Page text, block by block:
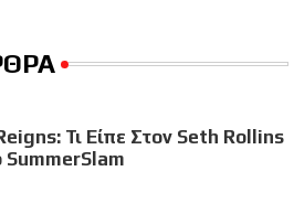
Τι Είπε Στον Seth Rollins
SummerSlam